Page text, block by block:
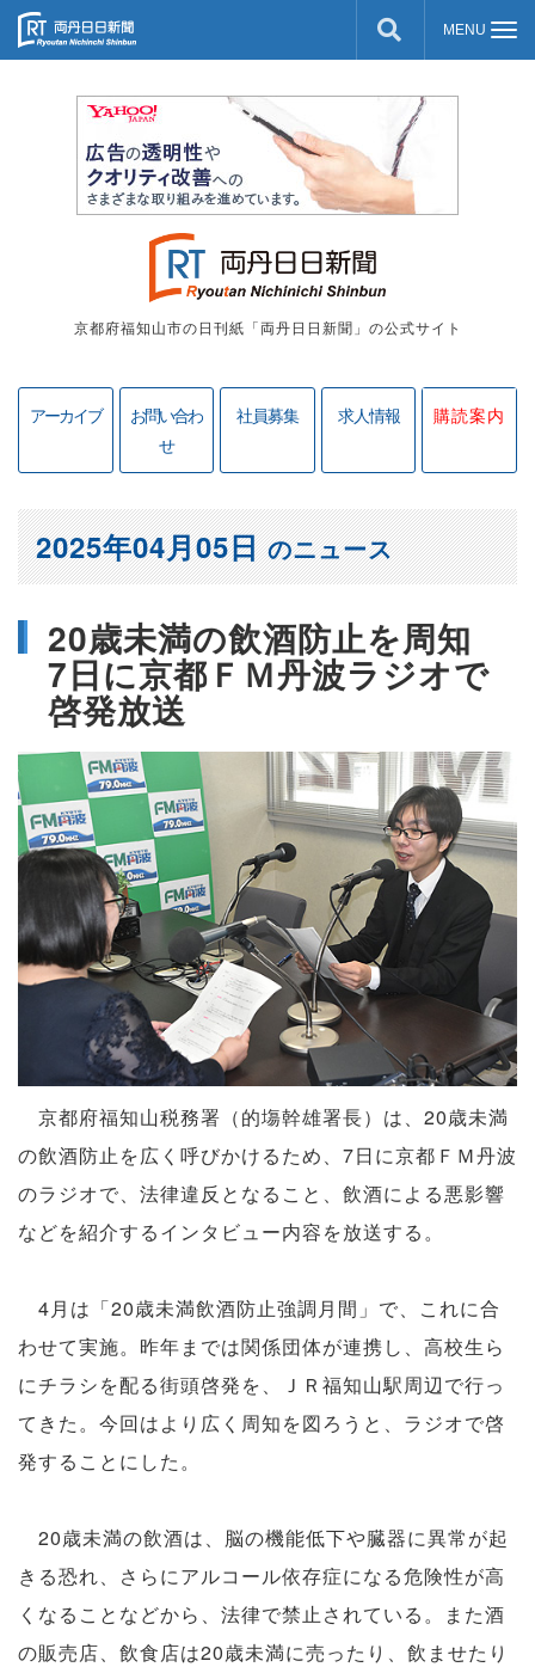
京都府福知山市の日刊紙「両丹日日新聞」の公式サイト
アーカイブ
お問い合わ
せ
社員募集 求人情報 購読案内
20歳未満の飲酒防止を周知
7日に京都ＦＭ丹波ラジオで
啓発放送
2025年04月05日のニュース
京都府福知山税務署（的塲幹雄署長）は、20歳未満
の飲酒防止を広く呼びかけるため、7日に京都ＦＭ丹波
のラジオで、法律違反となること、飲酒による悪影響
などを紹介するインタビュー内容を放送する。
4月は「20歳未満飲酒防止強調月間」で、これに合
わせて実施。昨年までは関係団体が連携し、高校生ら
にチラシを配る街頭啓発を、ＪＲ福知山駅周辺で行っ
てきた。今回はより広く周知を図ろうと、ラジオで啓
発することにした。
20歳未満の飲酒は、脳の機能低下や臓器に異常が起
きる恐れ、さらにアルコール依存症になる危険性が高
くなることなどから、法律で禁止されている。また酒
の販売店、飲食店は20歳未満に売ったり、飲ませたり